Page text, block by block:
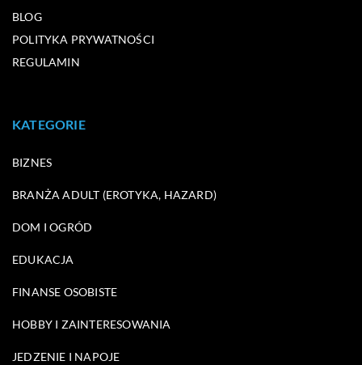
BLOG
POLITYKA PRYWATNOŚCI
REGULAMIN
KATEGORIE
BIZNES
BRANŻA ADULT (EROTYKA, HAZARD)
DOM I OGRÓD
EDUKACJA
FINANSE OSOBISTE
HOBBY I ZAINTERESOWANIA
JEDZENIE I NAPOJE